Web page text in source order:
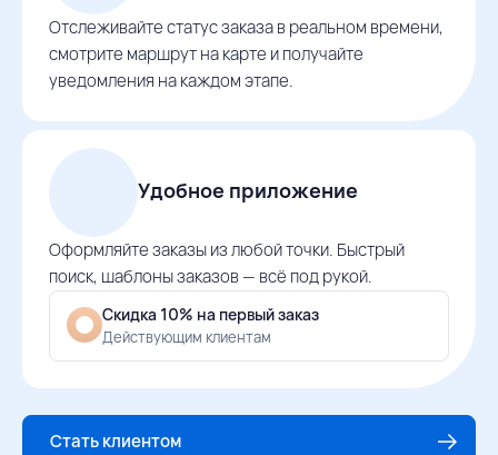
Отслеживайте статус заказа в реальном времени,
смотрите маршрут на карте и получайте
уведомления на каждом этапе.
Удобное приложение
Оформляйте заказы из любой точки. Быстрый
поиск, шаблоны заказов — всё под рукой.
Скидка 10% на первый заказ
Действующим клиентам
Стать клиентом